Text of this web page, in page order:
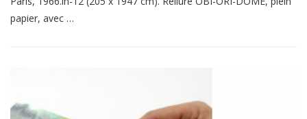
papier, avec …